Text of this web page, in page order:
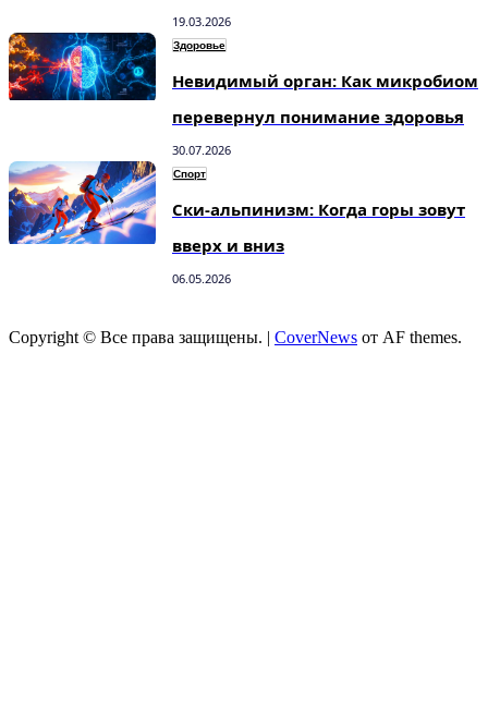
19.03.2026
Здоровье
Невидимый орган: Как микробиом
перевернул понимание здоровья
30.07.2026
Спорт
Ски-альпинизм: Когда горы зовут
вверх и вниз
06.05.2026
Copyright © Все права защищены. | CoverNews от AF themes.